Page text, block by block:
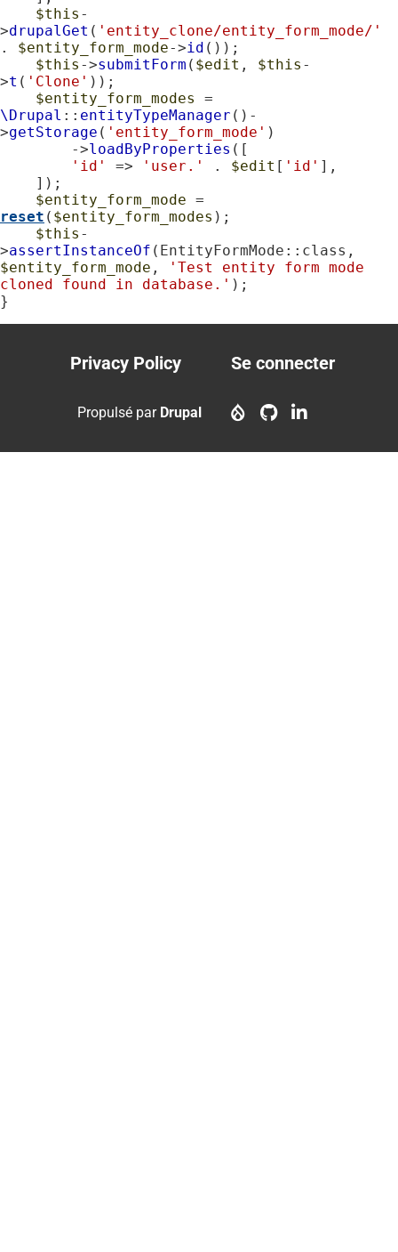
$this -
>drupalGet ( 'entity_clone/entity_form_mode/'
. $entity_form_mode->id ());
$this ->submitForm ( $edit , $this -
>t ( 'Clone' ));
$entity_form_modes
\Drupal :: entityTypeManager ()-
>getStorage ( 'entity_form_mode' )
        ->
loadByProperties ([
'id'
=> 'user.' . $edit [ 'id' ],
$entity_form_mode
reset ( $entity_form_modes );
$this -
>assertInstanceOf
$entity_form_mode ,
'Test entity form mode
cloned found in database.' );
}
Footer
menu
Privacy Policy
account
Se connecter
Propulsé par Drupal